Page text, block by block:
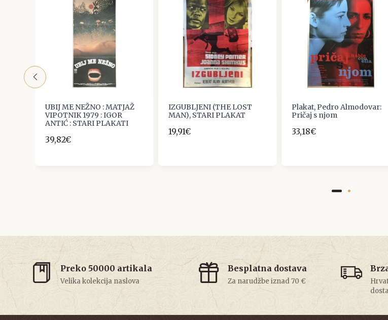
UBIJ ME NEŽNO : MATJAŽ
VIPOTNIK 1979 : IGOR
ANTIĆ : STARI PLAKATI
39,82€
IZGUBLJENI (THE LOST
MAN), STARI PLAKAT
19,91€
Plakat, Pedro Almodovar:
Pričaj s njom
33,18€
Preko 50000 artikala
Velika kolekcija naslova
Besplatna dostava
Za narudžbe iznad 70 €